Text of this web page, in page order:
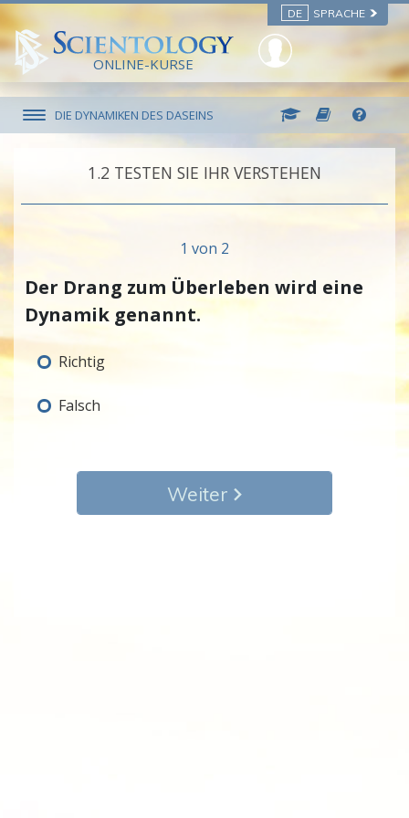
DE SPRACHE
ONLINE-KURSE
DIE DYNAMIKEN DES DASEINS
1.‎2 TESTEN SIE IHR VERSTEHEN
1 von 2
Der Drang zum Überleben wird eine
Dynamik genannt.
Richtig
Falsch
Weiter